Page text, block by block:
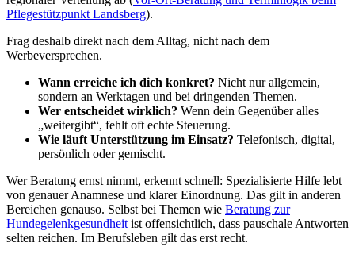
Pflegestützpunkt Landsberg).
Frag deshalb direkt nach dem Alltag, nicht nach dem
Werbeversprechen.
Wann erreiche ich dich konkret? Nicht nur allgemein,
sondern an Werktagen und bei dringenden Themen.
Wer entscheidet wirklich? Wenn dein Gegenüber alles
„weitergibt“, fehlt oft echte Steuerung.
Wie läuft Unterstützung im Einsatz? Telefonisch, digital,
persönlich oder gemischt.
Wer Beratung ernst nimmt, erkennt schnell: Spezialisierte Hilfe lebt
von genauer Anamnese und klarer Einordnung. Das gilt in anderen
Bereichen genauso. Selbst bei Themen wie Beratung zur
Hundegelenkgesundheit ist offensichtlich, dass pauschale Antworten
selten reichen. Im Berufsleben gilt das erst recht.